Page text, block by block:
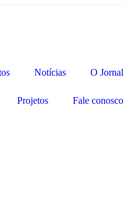
Notícias O Jornal
Projetos Fale conosco